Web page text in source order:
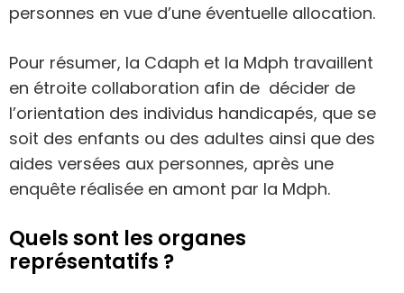
personnes en vue d’une éventuelle allocation.
Pour résumer, la Cdaph et la Mdph travaillent
en étroite collaboration afin de décider de
l’orientation des individus handicapés, que se
soit des enfants ou des adultes ainsi que des
aides versées aux personnes, après une
enquête réalisée en amont par la Mdph.
Quels sont les organes
représentatifs ?